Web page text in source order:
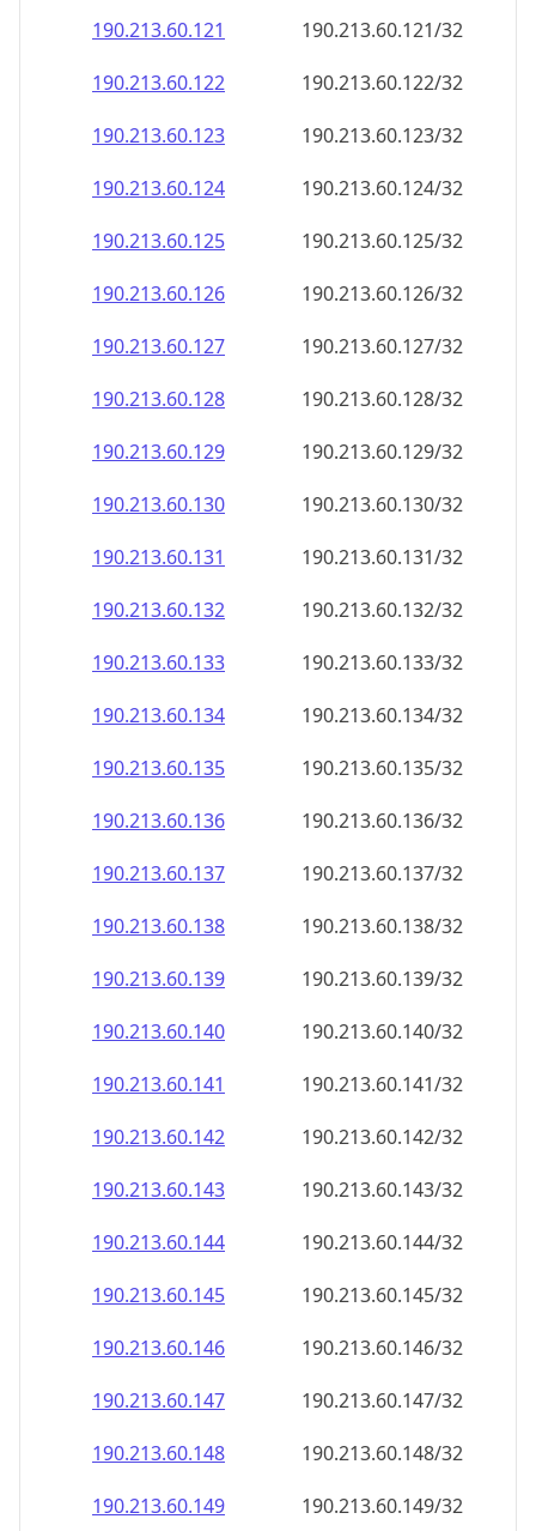
190.213.60.121
190.213.60.121/32
190.213.60.122
190.213.60.122/32
190.213.60.123
190.213.60.123/32
190.213.60.124
190.213.60.124/32
190.213.60.125
190.213.60.125/32
190.213.60.126
190.213.60.126/32
190.213.60.127
190.213.60.127/32
190.213.60.128
190.213.60.128/32
190.213.60.129
190.213.60.129/32
190.213.60.130
190.213.60.130/32
190.213.60.131
190.213.60.131/32
190.213.60.132
190.213.60.132/32
190.213.60.133
190.213.60.133/32
190.213.60.134
190.213.60.134/32
190.213.60.135
190.213.60.135/32
190.213.60.136
190.213.60.136/32
190.213.60.137
190.213.60.137/32
190.213.60.138
190.213.60.138/32
190.213.60.139
190.213.60.139/32
190.213.60.140
190.213.60.140/32
190.213.60.141
190.213.60.141/32
190.213.60.142
190.213.60.142/32
190.213.60.143
190.213.60.143/32
190.213.60.144
190.213.60.144/32
190.213.60.145
190.213.60.145/32
190.213.60.146
190.213.60.146/32
190.213.60.147
190.213.60.147/32
190.213.60.148
190.213.60.148/32
190.213.60.149
190.213.60.149/32